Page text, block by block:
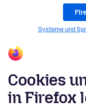
Systeme und
Cookies
in Firefox